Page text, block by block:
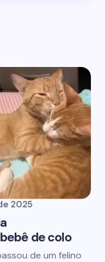
2025
de colo
de um felino